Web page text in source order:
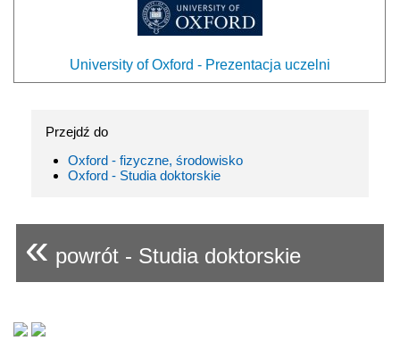
University of Oxford - Prezentacja uczelni
Przejdź do
Oxford - fizyczne, środowisko
Oxford - Studia doktorskie
« powrót - Studia doktorskie